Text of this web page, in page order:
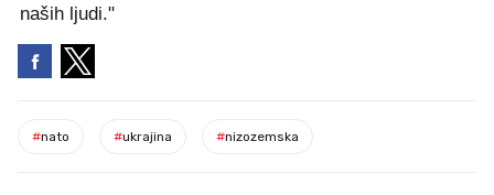
naših ljudi."
#nato #ukrajina #nizozemska